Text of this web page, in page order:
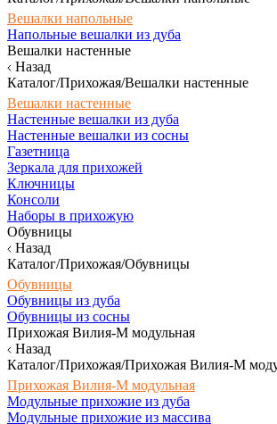
Вешалки напольные
Напольные вешалки из дуба
Вешалки настенные
Назад
Каталог/Прихожая/Вешалки настенные
Вешалки настенные
Настенные вешалки из дуба
Настенные вешалки из сосны
Газетница
Зеркала для прихожей
Ключницы
Консоли
Наборы в прихожую
Обувницы
Назад
Каталог/Прихожая/Обувницы
Обувницы
Обувницы из дуба
Обувницы из сосны
Прихожая Вилия-М модульная
Назад
Каталог/Прихожая/Прихожая Вилия-М
Прихожая Вилия-М модульная
Модульные прихожие из дуба
Модульные прихожие из массива